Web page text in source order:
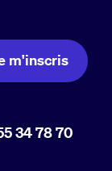
m'inscris
34 78 70